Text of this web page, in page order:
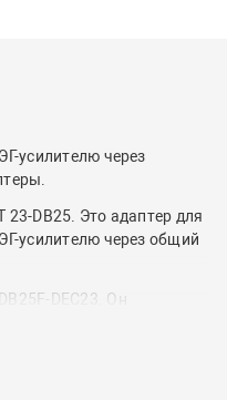
усилителю через
DB25. Это адаптер для
усилителю через общий
DEC23. Он
через разъемы